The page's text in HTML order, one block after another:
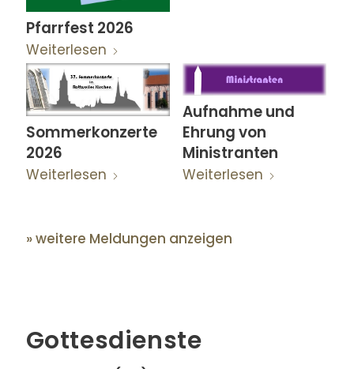
Pfarrfest 2026
Weiterlesen
Sommerkonzerte
2026
Weiterlesen
Aufnahme und
Ehrung von
Ministranten
Weiterlesen
» weitere Meldungen anzeigen
Gottesdienste